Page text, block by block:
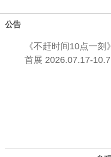
公告
《不赶时间10点一
首展 2026.07.17-10.7